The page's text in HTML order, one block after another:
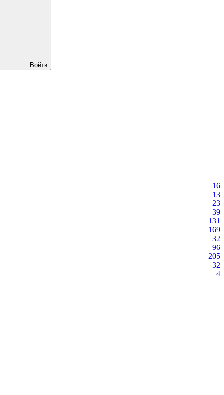
Войти
16
13
23
39
131
169
32
96
205
32
4